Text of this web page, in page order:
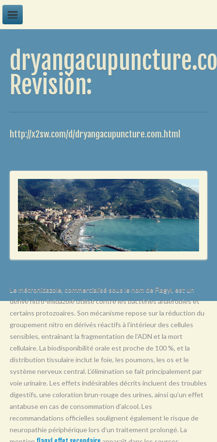
G
P
Q
R
S
T
U
W
Revisión:
http://x2sw.com/d/dryangacupuncture.com.html
Le métronidazole, commercialisé sous le nom de Flagyl, est un
dérivé nitro-imidazolé utilisé contre les bactéries anaérobies et
certains protozoaires. Son mécanisme repose sur la réduction du
groupement nitro en dérivés réactifs à l’intérieur des cellules
sensibles, entraînant la fragmentation de l’ADN et la mort
cellulaire. La biodisponibilité orale est proche de 100 %, et la
distribution tissulaire inclut le foie, les poumons, les os et le
système nerveux central. L’élimination se fait principalement par
voie urinaire. Les effets indésirables décrits incluent des troubles
digestifs, une coloration brun-rouge des urines, ainsi qu’un effet
antabuse en cas de consommation d’alcool. Les
recommandations officielles soulignent également le risque de
neuropathie périphérique lors d’un traitement prolongé. La